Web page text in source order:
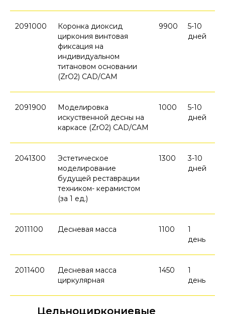
2091000
Коронка диоксид
циркония винтовая
фиксация на
индивидуальном
титановом основании
(ZrO2) CAD/CAM
9900
5-10
дней
2091900
Моделировка
искуственной десны на
каркасе (ZrO2) CAD/CAM
1000
5-10
дней
2041300
Эстетическое
моделирование
будущей реставрации
техником- керамистом
(за 1 ед.)
1300
3-10
дней
2011100 Десневая масса 1100
1
день
2011400
Десневая масса
циркулярная
1450
1
день
Цельноциркониевые